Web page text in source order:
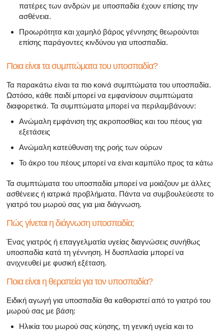
πατέρες των ανδρών με υποσπαδία έχουν επίσης την
ασθένεια.
Προωρότητα και χαμηλό βάρος γέννησης θεωρούνται
επίσης παράγοντες κινδύνου για υποσπαδία.
Ποια είναι τα συμπτώματα του υποσπαδία?
Τα παρακάτω είναι τα πιο κοινά συμπτώματα του υποσπαδία.
Ωστόσο, κάθε παιδί μπορεί να εμφανίσουν συμπτώματα
διαφορετικά. Τα συμπτώματα μπορεί να περιλαμβάνουν:
Ανώμαλη εμφάνιση της ακροποσθίας και του πέους για
εξετάσεις
Ανώμαλη κατεύθυνση της ροής των ούρων
Το άκρο του πέους μπορεί να είναι καμπύλο προς τα κάτω
Τα συμπτώματα του υποσπαδία μπορεί να μοιάζουν με άλλες
ασθένειες ή ιατρικά προβλήματα. Πάντα να συμβουλεύεστε το
γιατρό του μωρού σας για μια διάγνωση.
Πώς γίνεται η διάγνωση υποσπαδία;
Ένας γιατρός ή επαγγελματία υγείας διαγνώσεις συνήθως
υποσπαδία κατά τη γέννηση. Η δυσπλασία μπορεί να
ανιχνευθεί με φυσική εξέταση.
Ποια είναι η θεραπεία για τον υποσπαδία?
Ειδική αγωγή για υποσπαδία θα καθοριστεί από το γιατρό του
μωρού σας με βάση:
Ηλικία του μωρού σας κύησης, τη γενική υγεία και το